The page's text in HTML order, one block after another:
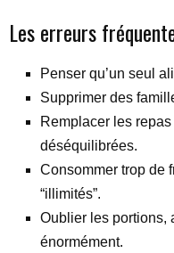
Les erreurs
Penser qu’un seul
Supprimer des
Remplacer les
déséquilibrées.
Consommer trop de
“illimités”.
Oublier les portions,
énormément.